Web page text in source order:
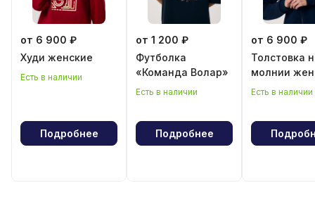
от 6 900 ₽
Худи женские
Есть в наличии
Подробнее
от 1 200 ₽
Футболка
«Команда Волар»
Есть в наличии
Подробнее
от 6 900 ₽
Толстовка
молнии
Есть в наличии